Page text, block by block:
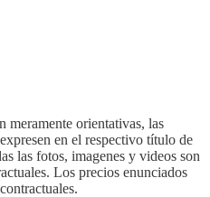
meramente orientativas, las
en el respectivo título de
las fotos, imagenes y videos son
Los precios enunciados